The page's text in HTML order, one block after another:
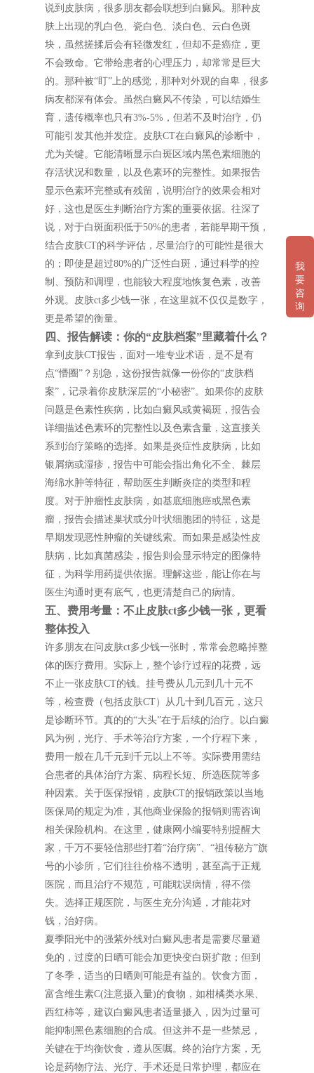
说到皮肤病，很多朋友都会联想到白癜风。那种皮
肤上出现的乳白色、瓷白色、淡白色、云白色斑
块，虽然搓揉后会有轻微发红，但却不是癌症，更
不会致命。它带给患者的心理压力，却常常是巨大
的。那种被“盯”上的感觉，那种对外观的自卑，很多
病友都深有体会。虽然白癜风不传染，可以结婚生
育，遗传概率也只有3%-5%，但若不及时治疗，仍
可能引发其他并发症。皮肤CT在白癜风的诊断中，
尤为关键。它能清晰显示白斑区域内黑色素细胞的
存活状况和数量，以及色素环的完整性。如果报告
显示色素环完整或有残留，说明治疗的效果会相对
好，这也是医生判断治疗方案的重要依据。往深了
说，对于白斑面积低于50%的患者，若能早期干预，
结合皮肤CT的科学评估，尽量治疗的可能性是很大
的；即使是超过80%的广泛性白斑，通过科学的控
制、预防和调理，也能较大程度地恢复色素，改善
外观。皮肤ct多少钱一张，在这里就不仅仅是数字，
更是希望的衡量。
四、报告解读：你的“皮肤档案”里藏着什么？
拿到皮肤CT报告，面对一堆专业术语，是不是有
点“懵圈”？别急，这份报告就像一份你的“皮肤档
案”，记录着你皮肤深层的“小秘密”。如果你的皮肤
问题是色素性疾病，比如白癜风或黄褐斑，报告会
详细描述色素环的完整性以及色素含量，这直接关
系到治疗策略的选择。如果是炎症性皮肤病，比如
银屑病或湿疹，报告中可能会指出角化不全、棘层
海绵水肿等特征，帮助医生判断炎症的类型和程
度。对于肿瘤性皮肤病，如基底细胞癌或黑色素
瘤，报告会描述巢状或分叶状细胞团的特征，这是
早期发现恶性肿瘤的关键线索。而如果是感染性皮
肤病，比如真菌感染，报告则会显示特定的图像特
征，为科学用药提供依据。理解这些，能让你在与
医生沟通时更有底气，也更清楚自己的病情。
五、费用考量：不止皮肤ct多少钱一张，更看
整体投入
许多朋友在问皮肤ct多少钱一张时，常常会忽略掉整
体的医疗费用。实际上，整个诊疗过程的花费，远
不止一张皮肤CT的钱。挂号费从几元到几十元不
等，检查费（包括皮肤CT）从几十到几百元，这只
是诊断环节。真的的“大头”在于后续的治疗。以白癜
风为例，光疗、手术等治疗方案，一个疗程下来，
费用一般在几千元到千元以上不等。实际费用需结
合患者的具体治疗方案、病程长短、所选医院等多
种因素。关于医保报销，皮肤CT的报销政策以当地
医保局的规定为准，其他商业保险的报销则需咨询
相关保险机构。在这里，健康网小编要特别提醒大
家，千万不要轻信那些打着“治疗病”、“祖传秘方”旗
号的小诊所，它们往往价格不透明，甚至高于正规
医院，而且治疗不规范，可能耽误病情，得不偿
失。选择正规医院，与医生充分沟通，才能花对
钱，治好病。
夏季阳光中的强紫外线对白癜风患者是需要尽量避
免的，过度的日晒可能会加更快变白斑扩散；但到
了冬季，适当的日晒则可能是有益的。饮食方面，
富含维生素C(注意摄入量)的食物，如柑橘类水果、
西红柿等，建议白癜风患者适量摄入，因为过量可
能抑制黑色素细胞的合成。但这并不是一些禁忌，
关键在于均衡饮食，遵从医嘱。终的治疗方案，无
论是药物疗法、光疗、手术还是日常护理，都应在
我
要
咨
询